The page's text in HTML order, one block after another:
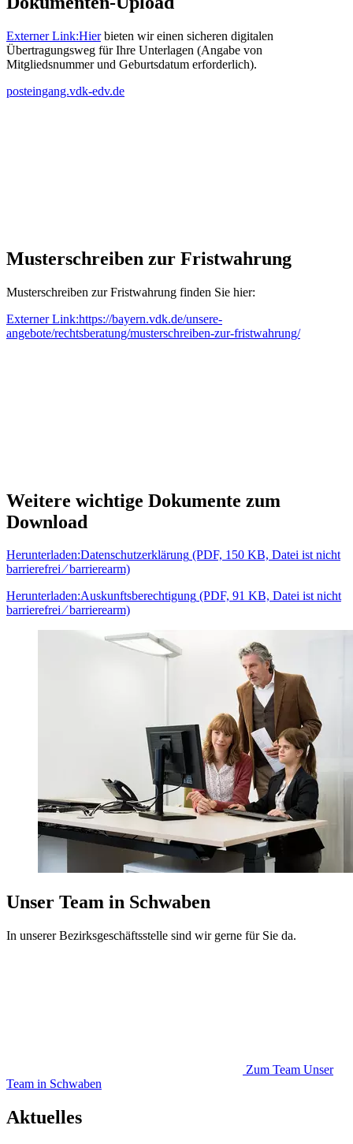
Externer Link:Hierbieten wir einen sicheren digitalen
Übertragungsweg für Ihre Unterlagen (Angabe von
Mitgliedsnummer und Geburtsdatum erforderlich).
posteingang.vdk-edv.de
Musterschreiben zur Fristwahrung
Musterschreiben zur Fristwahrung finden Sie hier:
Externer Link:https://bayern.vdk.de/unsere-
angebote/rechtsberatung/musterschreiben-zur-fristwahrung/
Weitere wichtige Dokumente zum
Download
Herunterladen:Datenschutzerklärung (PDF, 150 KB, Datei ist nicht
barrierefrei ⁄ barrierearm)
Herunterladen:Auskunftsberechtigung (PDF, 91 KB, Datei ist nicht
barrierefrei ⁄ barrierearm)
Unser Team in Schwaben
In unserer Bezirksgeschäftsstelle sind wir gerne für Sie da.
Zum Team Unser
Team in Schwaben
Aktuelles